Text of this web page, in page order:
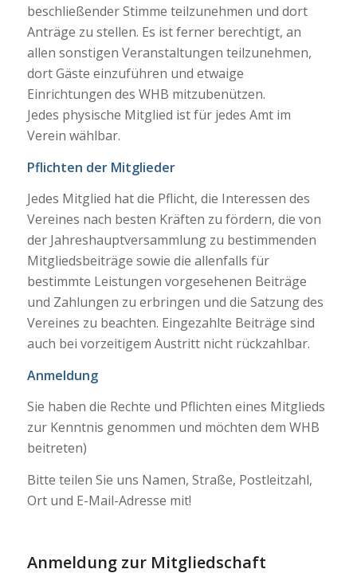
beschließender Stimme teilzunehmen und dort
Anträge zu stellen. Es ist ferner berechtigt, an
allen sonstigen Veranstaltungen teilzunehmen,
dort Gäste einzuführen und etwaige
Einrichtungen des WHB mitzubenützen.
Jedes physische Mitglied ist für jedes Amt im
Verein wählbar.
Pflichten der Mitglieder
Jedes Mitglied hat die Pflicht, die Interessen des
Vereines nach besten Kräften zu fördern, die von
der Jahreshauptversammlung zu bestimmenden
Mitgliedsbeiträge sowie die allenfalls für
bestimmte Leistungen vorgesehenen Beiträge
und Zahlungen zu erbringen und die Satzung des
Vereines zu beachten. Eingezahlte Beiträge sind
auch bei vorzeitigem Austritt nicht rückzahlbar.
Anmeldung
Sie haben die Rechte und Pflichten eines Mitglieds
zur Kenntnis genommen und möchten dem WHB
beitreten)
Bitte teilen Sie uns Namen, Straße, Postleitzahl,
Ort und E-Mail-Adresse mit!
Anmeldung zur Mitgliedschaft